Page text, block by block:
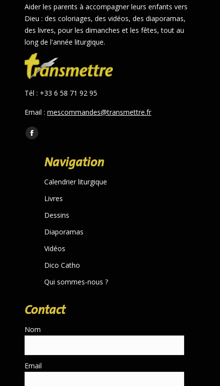
Aider les parents à accompagner leurs enfants vers
Dieu : des coloriages, des vidéos, des diaporamas,
des livres, pour les dimanches et les fêtes, tout au
long de l'année liturgique.
Tél : +33 6 58 71 92 95
Email : mescommandes@transmettre.fr
Trouvez nous sur :
Facebook
opens
window
Navigation
Calendrier liturgique
Livres
Dessins
Diaporamas
Vidéos
Dico Catho
Qui sommes-nous ?
Contact
Nom
Email